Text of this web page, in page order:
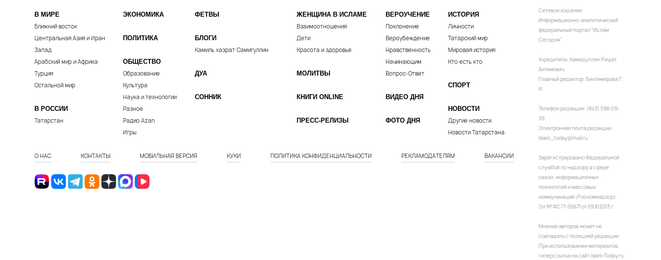
В МИРЕ
Ближний восток
Центральная Азия и Иран
Запад
Арабский мир и Африка
Турция
Остальной мир
В РОССИИ
Татарстан
ЭКОНОМИКА
ПОЛИТИКА
ОБЩЕСТВО
Образование
Культура
Наука и технологии
Разное
Радио Azan
Игры
ФЕТВЫ
БЛОГИ
Камиль хазрат Самигуллин
ДУА
СОННИК
ЖЕНЩИНА В ИСЛАМЕ
Взаимоотношения
Дети
Красота и здоровье
МОЛИТВЫ
КНИГИ ONLINE
ПРЕСС-РЕЛИЗЫ
ВЕРОУЧЕНИЕ
Поклонение
Вероубеждение
Нравственность
Начинающим
Вопрос-Ответ
ВИДЕО ДНЯ
ФОТО ДНЯ
ИСТОРИЯ
Личности
Татарский мир
Мировая история
Кто есть кто
СПОРТ
НОВОСТИ
Другие новости
Новости Татарстана
О НАС КОНТАКТЫ МОБИЛЬНАЯ ВЕРСИЯ КУКИ ПОЛИТИКА КОНФИДЕНЦИАЛЬНОСТИ РЕКЛАМОДАТЕЛЯМ ВАКАНСИИ
Сетевое издание:
Информационно-аналитический
федеральный портал “Ислам
Сегодня”.
Учредитель: Хамидуллин Ришат
Ахтямович
Главный редактор: Биктимирова Г.
И.
Телефон редакции: (843) 598-09-
39
Электронная почта редакции:
Islam_today@mail.ru
Зарегистрировано Федеральной
службой по надзору в сфере
связи, информационных
технологий и массовых
коммуникаций (Роскомнадзор).
Эл № ФС77-55671 от 09.10.2013 г.
Мнение авторов может не
совпадать с позицией редакции.
При использовании материалов,
гиперссылка на сайт Islam-Today.ru